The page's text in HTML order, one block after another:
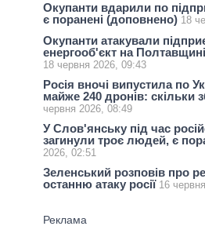
Окупанти вдарили по
є поранені (доповнено) 18
Окупанти атакували
енергооб'єкт на
18 червня 2026, 09:43
Росія вночі випустила по
майже 240 дронів: скільки
червня 2026, 08:49
У Слов'янську під час
загинули троє людей, є
2026, 02:51
Зеленський розповів про
останню атаку росії 16